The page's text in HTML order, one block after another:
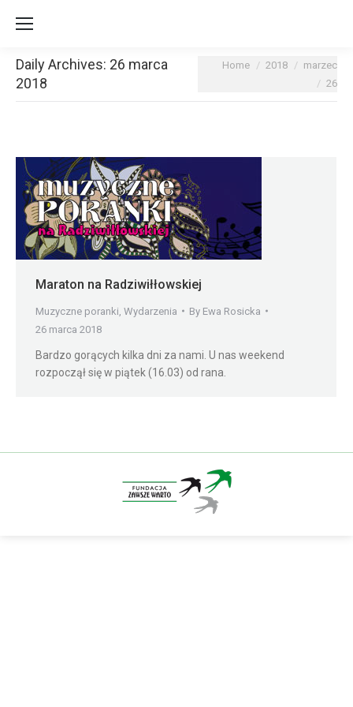
Daily Archives: 26 marca
2018
You are here:
Home 2018
marzec
26
Maraton na Radziwiłłowskiej
Muzyczne poranki Wydarzenia By Ewa Rosicka
26 marca 2018
Bardzo gorących kilka dni za nami. U nas weekend
rozpoczął się w piątek (16.03) od rana.